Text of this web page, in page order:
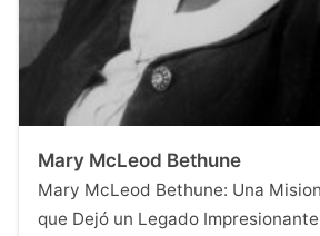
Mary McLeod Bethune
Mary McLeod Bethune: Una
que Dejó un Legado